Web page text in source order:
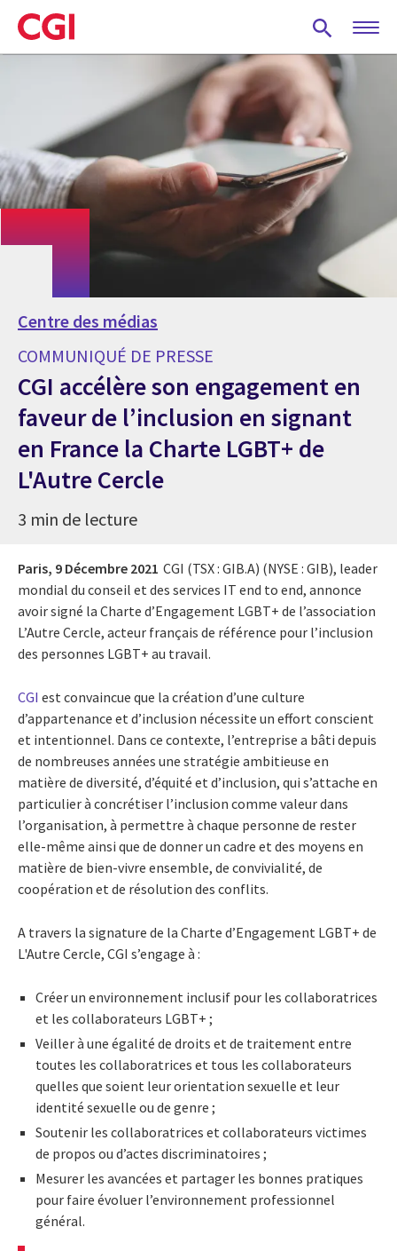
Skip
to
main
Centre des médias
COMMUNIQUÉ DE PRESSE
CGI accélère son engagement en
faveur de l’inclusion en signant
en France la Charte LGBT+ de
L'Autre Cercle
3 min de lecture
Paris, 9 Décembre 2021 CGI (TSX : GIB.A) (NYSE : GIB), leader
mondial du conseil et des services IT end to end, annonce
avoir signé la Charte d’Engagement LGBT+ de l’association
L’Autre Cercle, acteur français de référence pour l’inclusion
des personnes LGBT+ au travail.
CGI est convaincue que la création d’une culture
d’appartenance et d’inclusion nécessite un effort conscient
et intentionnel. Dans ce contexte, l’entreprise a bâti depuis
de nombreuses années une stratégie ambitieuse en
matière de diversité, d’équité et d’inclusion, qui s’attache en
particulier à concrétiser l’inclusion comme valeur dans
l’organisation, à permettre à chaque personne de rester
elle-même ainsi que de donner un cadre et des moyens en
matière de bien-vivre ensemble, de convivialité, de
coopération et de résolution des conflits.
A travers la signature de la Charte d’Engagement LGBT+ de
L'Autre Cercle, CGI s’engage à :
Créer un environnement inclusif pour les collaboratrices
et les collaborateurs LGBT+ ;
Veiller à une égalité de droits et de traitement entre
toutes les collaboratrices et tous les collaborateurs
quelles que soient leur orientation sexuelle et leur
identité sexuelle ou de genre ;
Soutenir les collaboratrices et collaborateurs victimes
de propos ou d’actes discriminatoires ;
Mesurer les avancées et partager les bonnes pratiques
pour faire évoluer l’environnement professionnel
général.